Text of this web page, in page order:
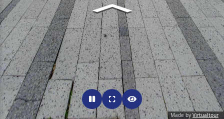
Made by Virtualtour